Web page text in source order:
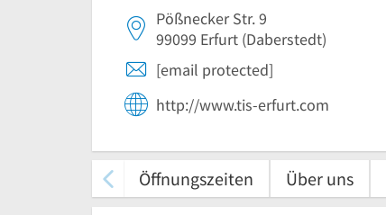
Pößnecker Str. 9
99099 Erfurt (Daberstedt)
[email protected]
http://www.tis-erfurt.com
Öffnungszeiten Über uns